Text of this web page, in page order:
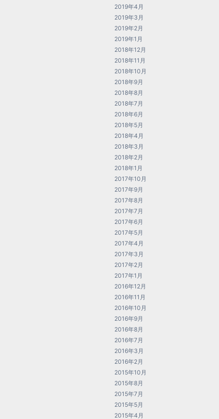
2019年4月
2019年3月
2019年2月
2019年1月
2018年12月
2018年11月
2018年10月
2018年9月
2018年8月
2018年7月
2018年6月
2018年5月
2018年4月
2018年3月
2018年2月
2018年1月
2017年10月
2017年9月
2017年8月
2017年7月
2017年6月
2017年5月
2017年4月
2017年3月
2017年2月
2017年1月
2016年12月
2016年11月
2016年10月
2016年9月
2016年8月
2016年7月
2016年3月
2016年2月
2015年10月
2015年8月
2015年7月
2015年5月
2015年4月